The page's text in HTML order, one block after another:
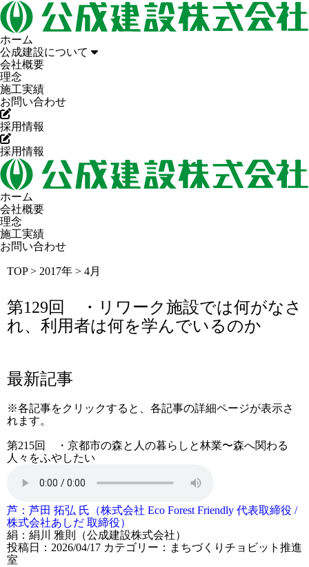
ホーム
公成建設について
会社概要
理念
施工実績
お問い合わせ
採用情報
採用情報
ホーム
会社概要
理念
施工実績
お問い合わせ
TOP> 2017年 > 4月
第129回 ・リワーク施設では何がなさ
れ、利用者は何を学んでいるのか
最新記事
※各記事をクリックすると、各記事の詳細ページが表示さ
れます。
第215回 ・京都市の森と人の暮らしと林業〜森へ関わる
人々をふやしたい
芦：芦田 拓弘 氏（株式会社 Eco Forest Friendly 代表取締役 /
株式会社あしだ 取締役）
絹：絹川 雅則（公成建設株式会社）
投稿日：2026/04/17 カテゴリー： まちづくりチョビット推進
室